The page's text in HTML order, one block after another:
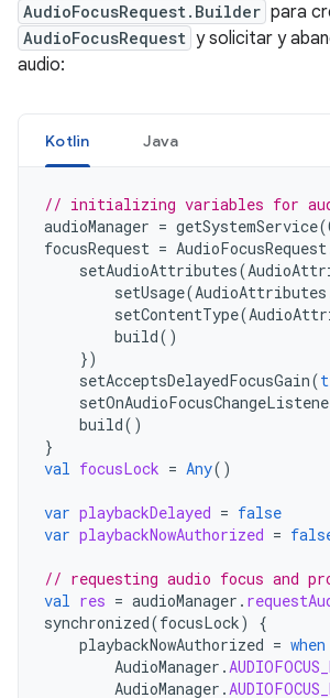
AudioFocusRequest.Builder para
AudioFocusRequest y solicitar y
audio:
Kotlin Java
// initializing variables for audio
audioManager = getSystemService(
focusRequest = AudioFocusRequest
setAudioAttributes(
setUsage(AudioAttributes
setContentType(
build()
})
setAcceptsDelayedFocusGain(
build()
}
val focusLock = Any()
var playbackDelayed = false
var playbackNowAuthorized =
// requesting audio focus and
val res = audioManager .
synchronized(focusLock)
{
playbackNowAuthorized = when
AudioManager .
AudioManager .